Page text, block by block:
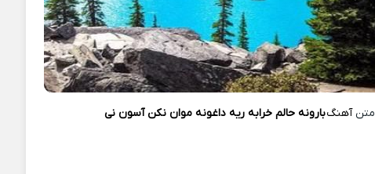
متنآهنگبارونه حالم خرابه ریه داغونه موان نکن آسون نی